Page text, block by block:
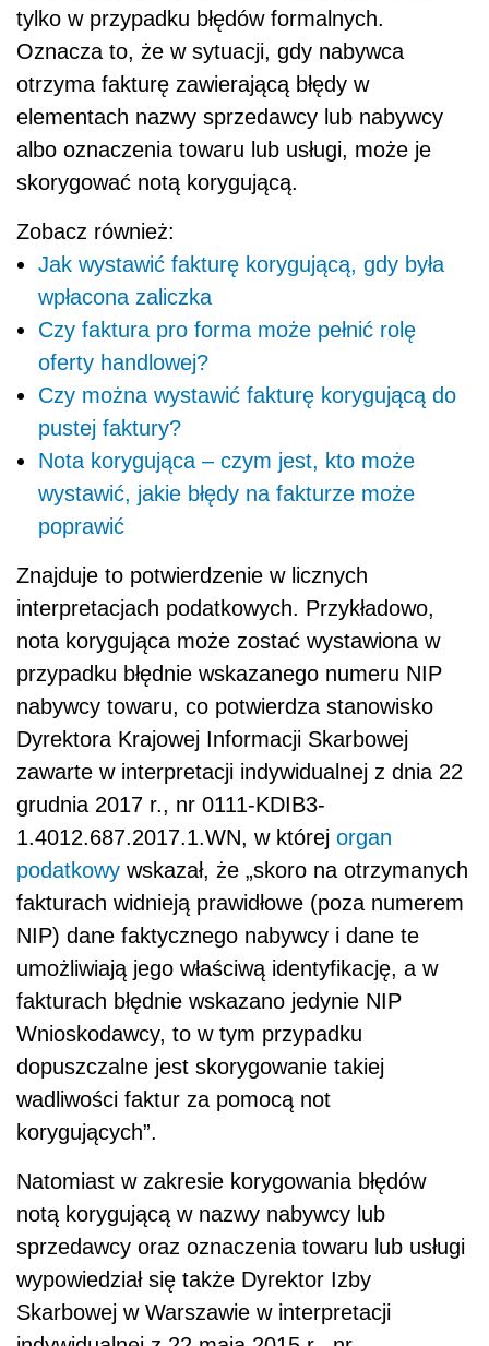
tylko w przypadku błędów formalnych.
Oznacza to, że w sytuacji, gdy nabywca
otrzyma fakturę zawierającą błędy w
elementach nazwy sprzedawcy lub nabywcy
albo oznaczenia towaru lub usługi, może je
skorygować notą korygującą.
Zobacz również:
Jak wystawić fakturę korygującą, gdy była
wpłacona zaliczka
Czy faktura pro forma może pełnić rolę
oferty handlowej?
Czy można wystawić fakturę korygującą do
pustej faktury?
Nota korygująca – czym jest, kto może
wystawić, jakie błędy na fakturze może
poprawić
Znajduje to potwierdzenie w licznych
interpretacjach podatkowych. Przykładowo,
nota korygująca może zostać wystawiona w
przypadku błędnie wskazanego numeru NIP
nabywcy towaru, co potwierdza stanowisko
Dyrektora Krajowej Informacji Skarbowej
zawarte w interpretacji indywidualnej z dnia 22
grudnia 2017 r., nr 0111-KDIB3-
1.4012.687.2017.1.WN, w której organ
podatkowy wskazał, że „skoro na otrzymanych
fakturach widnieją prawidłowe (poza numerem
NIP) dane faktycznego nabywcy i dane te
umożliwiają jego właściwą identyfikację, a w
fakturach błędnie wskazano jedynie NIP
Wnioskodawcy, to w tym przypadku
dopuszczalne jest skorygowanie takiej
wadliwości faktur za pomocą not
korygujących”.
Natomiast w zakresie korygowania błędów
notą korygującą w nazwy nabywcy lub
sprzedawcy oraz oznaczenia towaru lub usługi
wypowiedział się także Dyrektor Izby
Skarbowej w Warszawie w interpretacji